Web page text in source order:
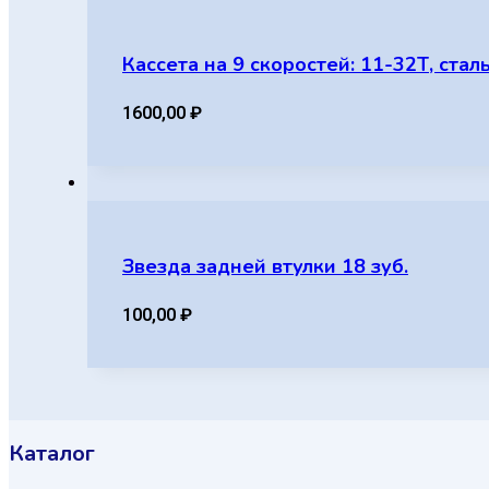
Кассета на 9 скоростей: 11-32Т,
1600,00 ₽
Звезда задней втулки 18 зуб.
100,00 ₽
Каталог